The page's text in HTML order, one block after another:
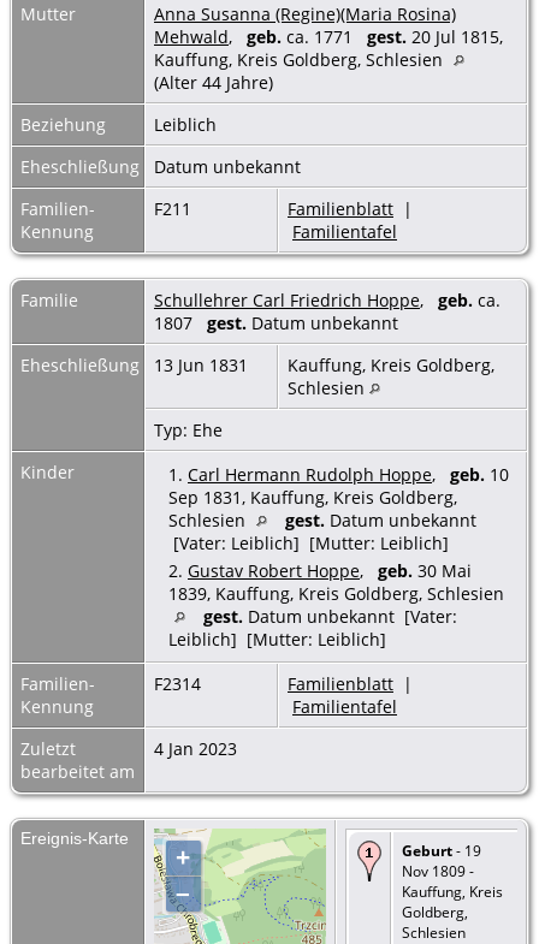
Mutter
Anna Susanna (Regine)(Maria Rosina)
Mehwald, geb. ca. 1771 gest. 20 Jul 1815,
Kauffung, Kreis Goldberg, Schlesien
(Alter 44 Jahre)
Beziehung
Leiblich
Eheschließung
Datum unbekannt
Familien-
Kennung
F211 Familienblatt |
Familientafel
Familie Schullehrer Carl Friedrich Hoppe, geb. ca.
1807 gest. Datum unbekannt
Eheschließung
13 Jun 1831
Kauffung, Kreis Goldberg,
Schlesien
Typ: Ehe
Kinder
1. Carl Hermann Rudolph Hoppe, geb. 10
Sep 1831, Kauffung, Kreis Goldberg,
Schlesien
gest. Datum unbekannt
[Vater: Leiblich] [Mutter: Leiblich]
2. Gustav Robert Hoppe, geb. 30 Mai
1839, Kauffung, Kreis Goldberg, Schlesien
gest. Datum unbekannt [Vater:
Leiblich] [Mutter: Leiblich]
Familien-
Kennung
F2314 Familienblatt |
Familientafel
Zuletzt
bearbeitet am
4 Jan 2023
Ereignis-Karte
+
–
Geburt- 19
Nov 1809 -
Kauffung, Kreis
Goldberg,
Schlesien